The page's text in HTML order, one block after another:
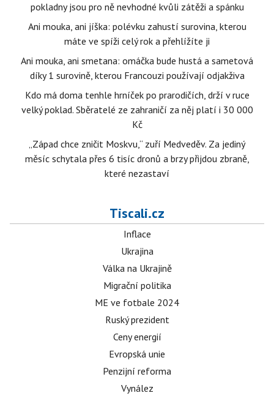
pokladny jsou pro ně nevhodné kvůli zátěži a spánku
Ani mouka, ani jíška: polévku zahustí surovina, kterou
máte ve spíži celý rok a přehlížíte ji
Ani mouka, ani smetana: omáčka bude hustá a sametová
díky 1 surovině, kterou Francouzi používají odjakživa
Kdo má doma tenhle hrníček po prarodičích, drží v ruce
velký poklad. Sběratelé ze zahraničí za něj platí i 30 000
Kč
„Západ chce zničit Moskvu,“ zuří Medveděv. Za jediný
měsíc schytala přes 6 tisíc dronů a brzy přijdou zbraně,
které nezastaví
Tiscali.cz
Inflace
Ukrajina
Válka na Ukrajině
Migrační politika
ME ve fotbale 2024
Ruský prezident
Ceny energií
Evropská unie
Penzijní reforma
Vynález